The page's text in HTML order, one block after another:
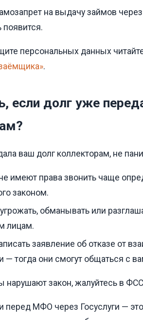
на выдачу займов через
персональных данных
.
если долг уже
ваш долг коллекторам, не
имеют права звонить чаще
законом.
обманывать или
лицам.
заявление об отказе от
— тогда они смогут общаться с
нарушают закон, жалуйтесь в
перед МФО через Госуслуги —